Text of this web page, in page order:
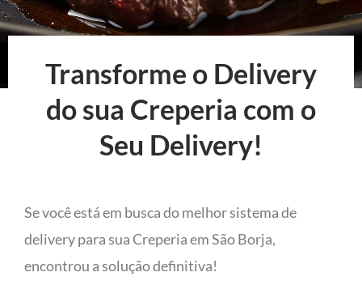
Transforme o Delivery
do sua Creperia com o
Seu Delivery!
Se você está em busca do melhor sistema de
delivery para sua Creperia em São Borja,
encontrou a solução definitiva!